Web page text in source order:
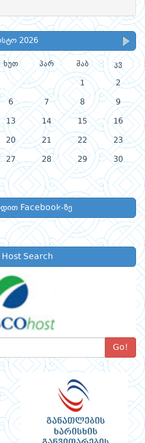
2026
ხუთ პარ შაბ კვ
1 2
6 7 8 9
13 14 15 16
20 21 22 23
27 28 29 30
Facebook-ზე
Host Search
Go!